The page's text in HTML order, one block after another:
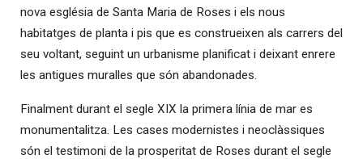
nova església de Santa Maria de Roses i els nous
habitatges de planta i pis que es construeixen als carrers del
seu voltant, seguint un urbanisme planificat i deixant enrere
les antigues muralles que són abandonades.
Finalment durant el segle XIX la primera línia de mar es
monumentalitza. Les cases modernistes i neoclàssiques
són el testimoni de la prosperitat de Roses durant el segle